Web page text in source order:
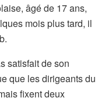
âgé de 17 ans,
mois plus tard, il
satisfait de son
que les dirigeants du
fixent deux